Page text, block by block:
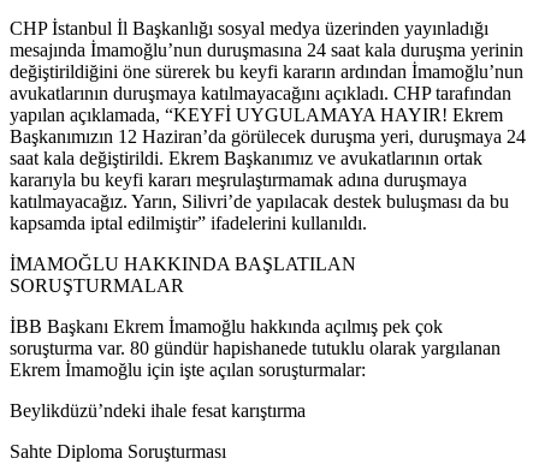
CHP İstanbul İl Başkanlığı sosyal medya üzerinden yayınladığı
mesajında İmamoğlu’nun duruşmasına 24 saat kala duruşma yerinin
değiştirildiğini öne sürerek bu keyfi kararın ardından İmamoğlu’nun
avukatlarının duruşmaya katılmayacağını açıkladı. CHP tarafından
yapılan açıklamada, “KEYFİ UYGULAMAYA HAYIR! Ekrem
Başkanımızın 12 Haziran’da görülecek duruşma yeri, duruşmaya 24
saat kala değiştirildi. Ekrem Başkanımız ve avukatlarının ortak
kararıyla bu keyfi kararı meşrulaştırmamak adına duruşmaya
katılmayacağız. Yarın, Silivri’de yapılacak destek buluşması da bu
kapsamda iptal edilmiştir” ifadelerini kullanıldı.
İMAMOĞLU HAKKINDA BAŞLATILAN
SORUŞTURMALAR
İBB Başkanı Ekrem İmamoğlu hakkında açılmış pek çok
soruşturma var. 80 gündür hapishanede tutuklu olarak yargılanan
Ekrem İmamoğlu için işte açılan soruşturmalar:
Beylikdüzü’ndeki ihale fesat karıştırma
Sahte Diploma Soruşturması